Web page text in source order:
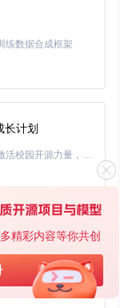
精彩内容等你共创
主体结构，提供了
界面。
和示例代码库，为
筑施工中的工具和
层实现了Qt C++对
内存管理的安全性
仓颉语言的函数回
性。
圾回收机制，解决
低了内存泄漏风
练数据合成框架
长计划
「源启盛夏」暑期校园开发者成长计划旨在激活校园开源力量，通过积分激励、认证扶持、资源倾斜等形式，引导高校组织和开发者完成「入驻 — 建项目 — 做贡献 — 获认证 — 得资源」的完整闭环。无论你是想带领社团入驻平台的组织者，还是希望用代码贡献证明自己的开发者，都能在这里找到属于你的成长路径。
基于Python的Xiaozhi AI，适用于想要完整Xiaozhi体验而无需拥有专用硬件的用户。